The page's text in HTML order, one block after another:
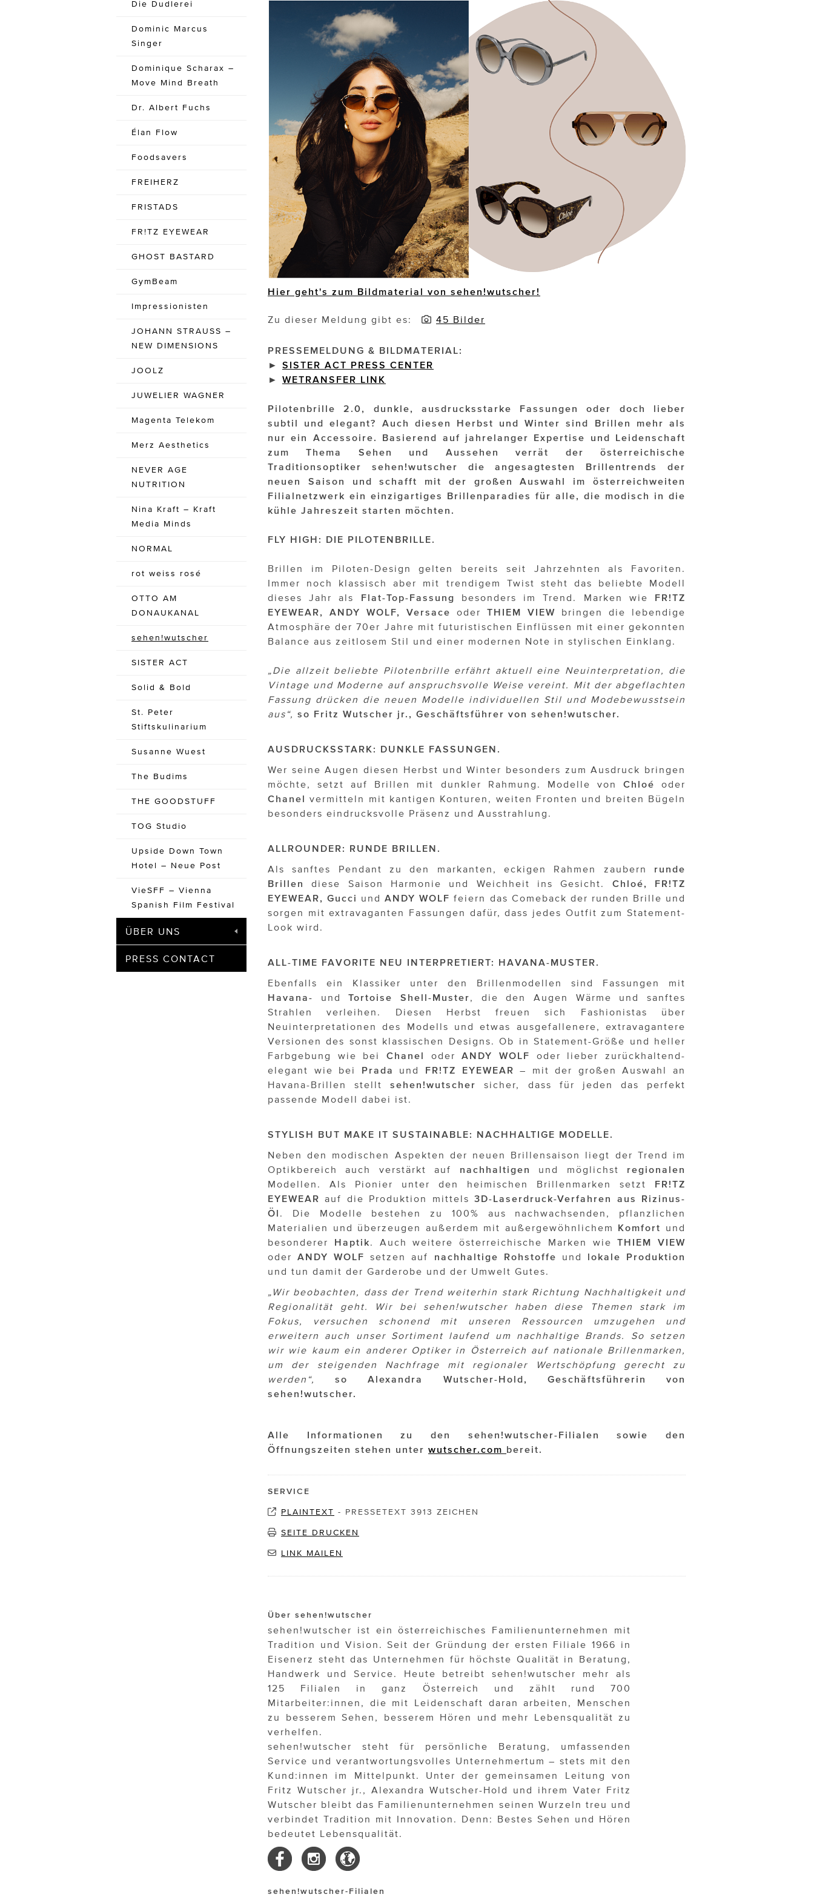
Die Dudlerei
Dominic Marcus
Singer
Dominique Scharax –
Move Mind Breath
Dr. Albert Fuchs
Élan Flow
Foodsavers
FREIHERZ
FRISTADS
FR!TZ EYEWEAR
GHOST BASTARD
GymBeam
Impressionisten
JOHANN STRAUSS –
NEW DIMENSIONS
JOOLZ
JUWELIER WAGNER
Magenta Telekom
Merz Aesthetics
NEVER AGE
NUTRITION
Nina Kraft – Kraft
Media Minds
NORMAL
rot weiss rosé
OTTO AM
DONAUKANAL
sehen!wutscher
SISTER ACT
Solid & Bold
St. Peter
Stiftskulinarium
Susanne Wuest
The Budims
THE GOODSTUFF
TOG Studio
Upside Down Town
Hotel – Neue Post
VieSFF – Vienna
Spanish Film Festival
ÜBER UNS
PRESS CONTACT
Hier geht's zum Bildmaterial von sehen!wutscher!
Zu dieser Meldung gibt es: 45 Bilder
PRESSEMELDUNG & BILDMATERIAL:
► SISTER ACT PRESS CENTER
► WETRANSFER LINK
Pilotenbrille 2.0, dunkle, ausdrucksstarke Fassungen oder doch lieber
subtil und elegant? Auch diesen Herbst und Winter sind Brillen mehr als
nur ein Accessoire. Basierend auf jahrelanger Expertise und Leidenschaft
zum Thema Sehen und Aussehen verrät der österreichische
Traditionsoptiker sehen!wutscher die angesagtesten Brillentrends der
neuen Saison und schafft mit der großen Auswahl im österreichweiten
Filialnetzwerk ein einzigartiges Brillenparadies für alle, die modisch in die
kühle Jahreszeit starten möchten.
FLY HIGH: DIE PILOTENBRILLE.
Brillen im Piloten-Design gelten bereits seit Jahrzehnten als Favoriten.
Immer noch klassisch aber mit trendigem Twist steht das beliebte Modell
dieses Jahr als Flat-Top-Fassung besonders im Trend. Marken wie FR!TZ
EYEWEAR, ANDY WOLF, Versace
oder THIEM VIEW bringen die lebendige
Atmosphäre der 70er Jahre mit futuristischen Einflüssen mit einer gekonnten
Balance aus zeitlosem Stil und einer modernen Note in stylischen Einklang.
„Die allzeit beliebte Pilotenbrille erfährt aktuell eine Neuinterpretation, die
Vintage und Moderne auf anspruchsvolle Weise vereint. Mit der abgeflachten
Fassung drücken die neuen Modelle individuellen Stil und Modebewusstsein
aus“, so Fritz Wutscher jr., Geschäftsführer von sehen!wutscher.
AUSDRUCKSSTARK: DUNKLE FASSUNGEN.
Wer seine Augen diesen Herbst und Winter besonders zum Ausdruck bringen
möchte, setzt auf Brillen mit dunkler Rahmung. Modelle von Chloé
oder
Chanel vermitteln mit kantigen Konturen, weiten Fronten und breiten Bügeln
besonders eindrucksvolle Präsenz und Ausstrahlung.
ALLROUNDER: RUNDE BRILLEN.
Als sanftes Pendant zu den markanten, eckigen Rahmen zaubern runde
Brillen
diese Saison Harmonie und Weichheit ins Gesicht. Chloé, FR!TZ
EYEWEAR, Gucci undANDY WOLF feiern das Comeback der runden Brille und
sorgen mit extravaganten Fassungen dafür, dass jedes Outfit zum Statement-
Look wird.
ALL-TIME FAVORITE NEU INTERPRETIERT: HAVANA-MUSTER.
Ebenfalls ein Klassiker unter den Brillenmodellen sind Fassungen mit
Havana-
undTortoise Shell-Muster, die den Augen Wärme und sanftes
Strahlen verleihen. Diesen Herbst freuen sich Fashionistas über
Neuinterpretationen des Modells und etwas ausgefallenere, extravagantere
Versionen des sonst klassischen Designs. Ob in Statement-Größe und heller
Farbgebung wie bei Chanel oderANDY WOLF
oder lieber zurückhaltend-
elegant wie bei Prada und FR!TZ EYEWEAR – mit der großen Auswahl an
Havana-Brillen stelltsehen!wutscher
sicher, dass für jeden das perfekt
passende Modell dabei ist.
STYLISH BUT MAKE IT SUSTAINABLE: NACHHALTIGE MODELLE.
Neben den modischen Aspekten der neuen Brillensaison liegt der Trend im
Optikbereich auch verstärkt auf nachhaltigen und möglichst regionalen
Modellen. Als Pionier unter den heimischen Brillenmarken setzt FR!TZ
EYEWEAR auf die Produktion mittels3D-Laserdruck-Verfahren aus Rizinus-
Öl . Die Modelle bestehen zu 100% aus nachwachsenden, pflanzlichen
Materialien und überzeugen außerdem mit außergewöhnlichem Komfort
und
besonderer Haptik. Auch weitere österreichische Marken wie THIEM VIEW
oderANDY WOLF setzen auf nachhaltige Rohstoffe und lokale
Produktion
und tun damit der Garderobe und der Umwelt Gutes.
„Wir beobachten, dass der Trend weiterhin stark Richtung Nachhaltigkeit und
Regionalität geht. Wir bei sehen!wutscher haben diese Themen stark im
Fokus, versuchen schonend mit unseren Ressourcen umzugehen und
erweitern auch unser Sortiment laufend um nachhaltige Brands. So setzen
wir wie kaum ein anderer Optiker in Österreich auf nationale Brillenmarken,
um der steigenden Nachfrage mit regionaler Wertschöpfung gerecht zu
werden“,
so Alexandra Wutscher-Hold, Geschäftsführerin von
sehen!wutscher.
Alle Informationen zu den sehen!wutscher-Filialen sowie den
Öffnungszeiten stehen unter wutscher.com bereit.
SERVICE
PLAINTEXT - PRESSETEXT 3913 ZEICHEN
SEITE DRUCKEN
LINK MAILEN
Über sehen!wutscher
sehen!wutscher ist ein österreichisches Familienunternehmen mit
Tradition und Vision. Seit der Gründung der ersten Filiale 1966 in
Eisenerz steht das Unternehmen für höchste Qualität in Beratung,
Handwerk und Service. Heute betreibt sehen!wutscher mehr als
125 Filialen in ganz Österreich und zählt rund 700
Mitarbeiter:innen, die mit Leidenschaft daran arbeiten, Menschen
zu besserem Sehen, besserem Hören und mehr Lebensqualität zu
verhelfen.
sehen!wutscher steht für persönliche Beratung, umfassenden
Service und verantwortungsvolles Unternehmertum – stets mit den
Kund:innen im Mittelpunkt. Unter der gemeinsamen Leitung von
Fritz Wutscher jr., Alexandra Wutscher-Hold und ihrem Vater Fritz
Wutscher bleibt das Familienunternehmen seinen Wurzeln treu und
verbindet Tradition mit Innovation. Denn: Bestes Sehen und Hören
bedeutet Lebensqualität.
sehen!wutscher-Filialen